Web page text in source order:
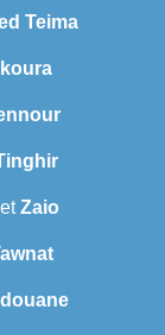
Teima
Zaio